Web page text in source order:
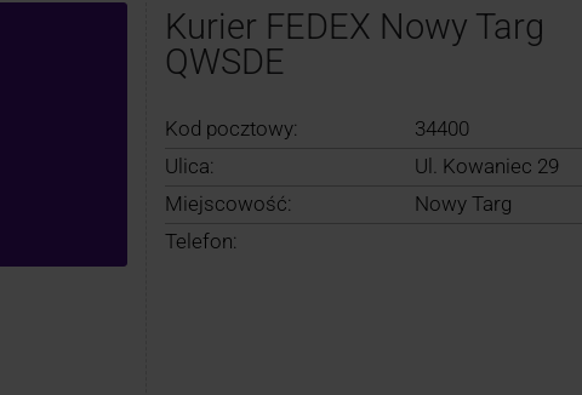
Kurier FEDEX Nowy Targ
QWSDE
Kod pocztowy:
34400
Ulica:
Ul. Kowaniec 29
Miejscowość:
Nowy Targ
Telefon: